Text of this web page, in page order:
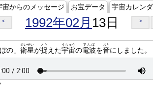
宙からのメッセージ お宝データ 宇宙カレン
< 1992年02月 13日 >
の」 衛星
えいせい
が捉
とら
えた宇宙
うちゅう
の電波
でんぱ
を音
おと
にしました。